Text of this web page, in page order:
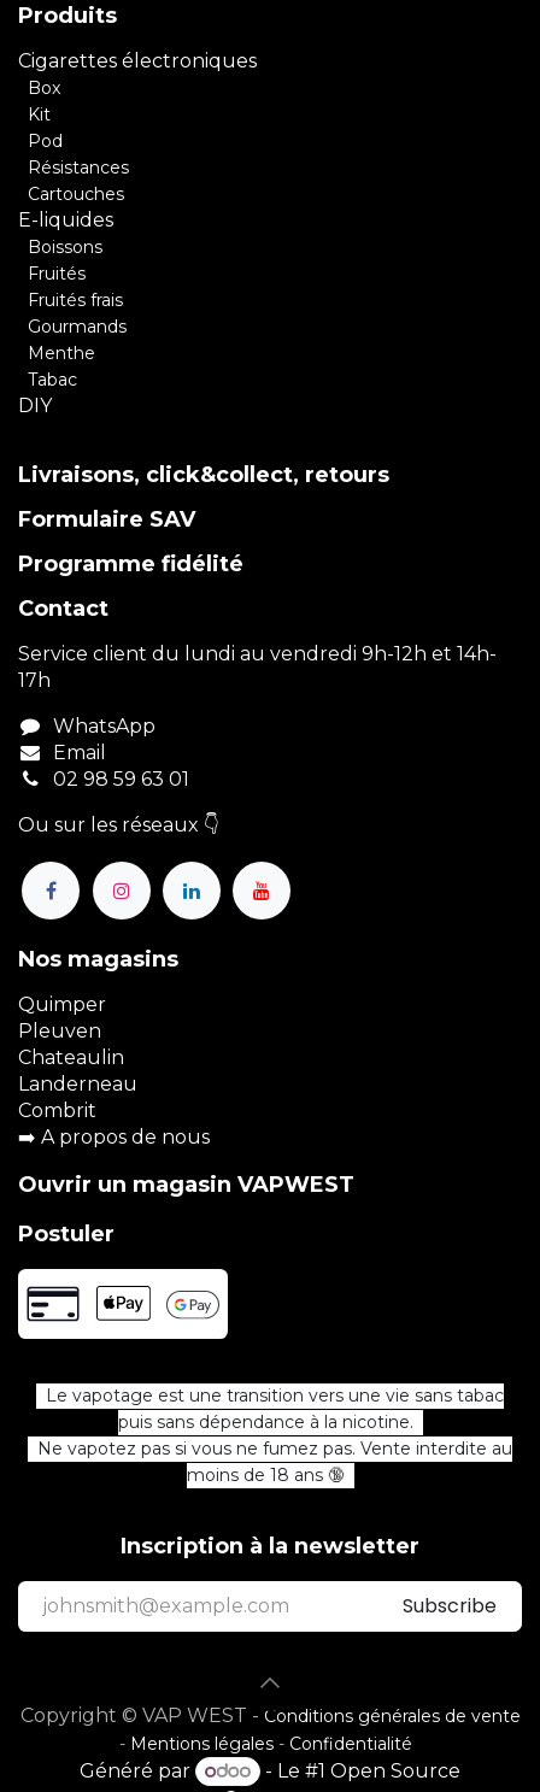
Produits
Cigarettes électroniques
Box
Kit
Pod
Résistances
Cartouches
E-liquides
Boissons
Fruités
Fruités frais
Gourmands
Menthe
Tabac
DIY
Livraisons, click&collect, retours
Formulaire SAV
Programme fidélité
Contact
Service client du lundi au vendredi 9h-12h et 14h-
17h
WhatsApp
Email
02 98 59 63 01
Ou sur les réseaux 👇
Nos magasins
Quimper
Pleuven
Chateaulin
Landerneau
Combrit
➡️ A propos de nous
Ouvrir un magasin VAPWEST
Postuler
Le vapotage est une transition vers une vie sans tabac
puis sans dépendance à la nicotine.
Ne vapotez pas si vous ne fumez pas. Vente interdite au
moins de 18 ans 🔞
Inscription à la newsletter
Subscribe
Copyright © VAP WEST - Conditions générales de vente
- Mentions légales- Confidentialité
Généré par - Le #1Open Source